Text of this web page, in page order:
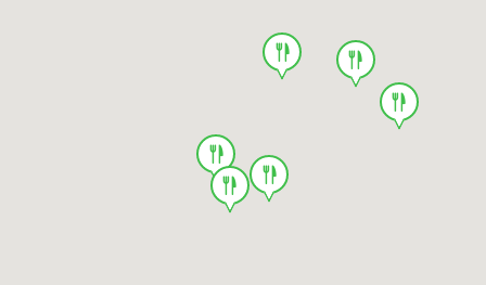
food
food
food
food
food
food